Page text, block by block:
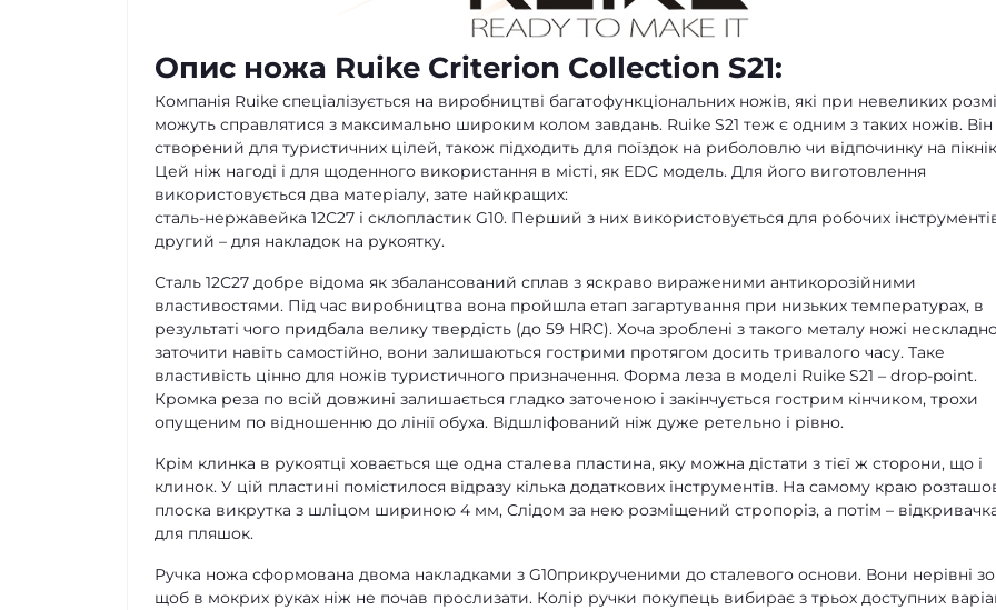
Опис ножа Ruike Criterion Collection S21:
Компанія Ruike спеціалізується на виробництві багатофункціональних ножів, які при невеликих
можуть справлятися з максимально широким колом завдань. Ruike S21 теж є одним з таких ножів. Він
створений для туристичних цілей, також підходить для поїздок на риболовлю чи відпочинку на
Цей ніж нагоді і для щоденного використання в місті, як EDC модель. Для його виготовлення
використовується два матеріалу, зате найкращих:
сталь-нержавейка 12С27 і склопластик G10. Перший з них використовується для робочих
другий – для накладок на рукоятку.
Сталь 12С27 добре відома як збалансований сплав з яскраво вираженими антикорозійними
властивостями. Під час виробництва вона пройшла етап загартування при низьких температурах, в
результаті чого придбала велику твердість (до 59 HRC). Хоча зроблені з такого металу ножі
заточити навіть самостійно, вони залишаються гострими протягом досить тривалого часу. Таке
властивість цінно для ножів туристичного призначення. Форма леза в моделі Ruike S21 – drop-point.
Кромка реза по всій довжині залишається гладко заточеною і закінчується гострим кінчиком, трохи
опущеним по відношенню до лінії обуха. Відшліфований ніж дуже ретельно і рівно.
Крім клинка в рукоятці ховається ще одна сталева пластина, яку можна дістати з тієї ж сторони, що і
клинок. У цій пластині помістилося відразу кілька додаткових інструментів. На самому краю
плоска викрутка з шліцом шириною 4 мм, Слідом за нею розміщений стропоріз, а потім –
для пляшок.
Ручка ножа сформована двома накладками з G10прикрученими до сталевого основи. Вони нерівні
щоб в мокрих руках ніж не почав прослизати. Колір ручки покупець вибирає з трьох доступних